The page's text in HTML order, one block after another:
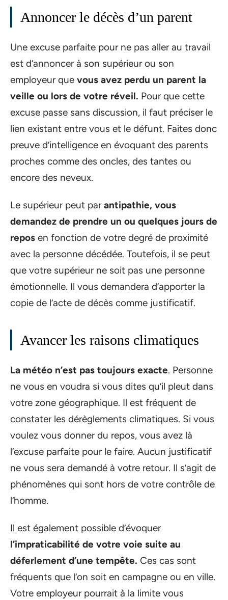
Annoncer le décès d’un parent
Une excuse parfaite pour ne pas aller au travail
est d’annoncer à son supérieur ou son
employeur que vous avez perdu un parent la
veille ou lors de votre réveil. Pour que cette
excuse passe sans discussion, il faut préciser le
lien existant entre vous et le défunt. Faites donc
preuve d’intelligence en évoquant des parents
proches comme des oncles, des tantes ou
encore des neveux.
Le supérieur peut parantipathie, vous
demandez de prendre un ou quelques jours de
repos en fonction de votre degré de proximité
avec la personne décédée. Toutefois, il se peut
que votre supérieur ne soit pas une personne
émotionnelle. Il vous demandera d’apporter la
copie de l’acte de décès comme justificatif.
Avancer les raisons climatiques
La météo n’est pas toujours exacte. Personne
ne vous en voudra si vous dites qu’il pleut dans
votre zone géographique. Il est fréquent de
constater les dérèglements climatiques. Si vous
voulez vous donner du repos, vous avez là
l’excuse parfaite pour le faire. Aucun justificatif
ne vous sera demandé à votre retour. Il s’agit de
phénomènes qui sont hors de votre contrôle de
l’homme.
Il est également possible d’évoquer
l’impraticabilité de votre voie suite au
déferlement d’une tempête. Ces cas sont
fréquents que l’on soit en campagne ou en ville.
Votre employeur pourrait à la limite vous